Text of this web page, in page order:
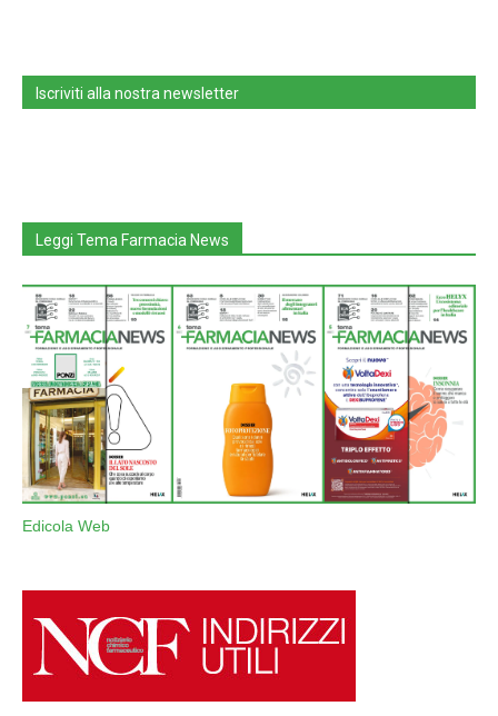
Iscriviti alla nostra newsletter
Leggi Tema Farmacia News
Edicola Web